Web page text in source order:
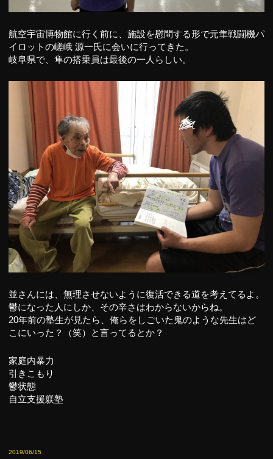
航空宇宙博物館に行く前に、施設を慰問する形で元隼戦闘機パ
イロットの嵯峨 源一氏に会いに行ってきた。
岐阜県で、隼の搭乗員は最後の一人らしい。
並さんには、無理させないように復活できる道を考えてるよ。
鬱になった人にしか、その辛さはわからないからね。
20年前の塾生が見たら、俺らをしごいた鬼のような先生はど
こにいった？（笑）と言ってるとか？
家庭内暴力
引きこもり
鬱状態
自立支援躾塾
2019/06/15